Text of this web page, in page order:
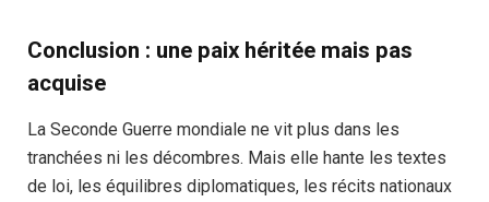
Conclusion : une paix héritée mais pas
acquise
La Seconde Guerre mondiale ne vit plus dans les
tranchées ni les décombres. Mais elle hante les textes
de loi, les équilibres diplomatiques, les récits nationaux